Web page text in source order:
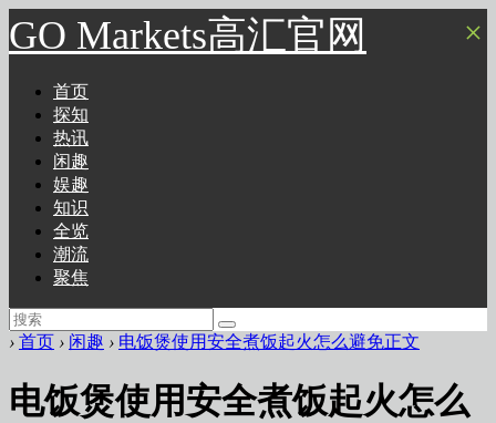
GO Markets高汇官网
首页
探知
热讯
闲趣
娱趣
知识
全览
潮流
聚焦
› 首页 › 闲趣 › 电饭煲使用安全煮饭起火怎么避免正文
电饭煲使用安全煮饭起火怎么
×